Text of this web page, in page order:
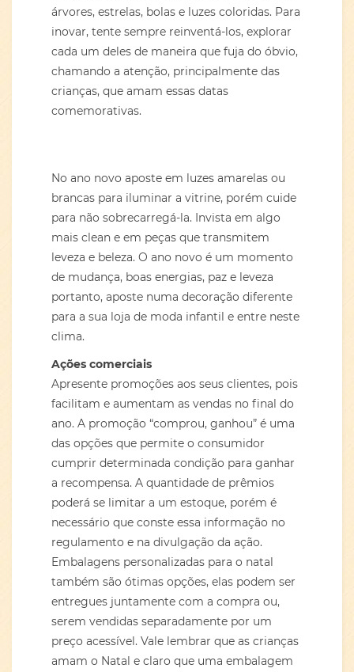
árvores, estrelas, bolas e luzes coloridas. Para
inovar, tente sempre reinventá-los, explorar
cada um deles de maneira que fuja do óbvio,
chamando a atenção, principalmente das
crianças, que amam essas datas
comemorativas.
No ano novo aposte em luzes amarelas ou
brancas para iluminar a vitrine, porém cuide
para não sobrecarregá-la. Invista em algo
mais clean e em peças que transmitem
leveza e beleza. O ano novo é um momento
de mudança, boas energias, paz e leveza
portanto, aposte numa decoração diferente
para a sua loja de moda infantil e entre neste
clima.
Ações comerciais
Apresente promoções aos seus clientes, pois
facilitam e aumentam as vendas no final do
ano. A promoção “comprou, ganhou” é uma
das opções que permite o consumidor
cumprir determinada condição para ganhar
a recompensa. A quantidade de prêmios
poderá se limitar a um estoque, porém é
necessário que conste essa informação no
regulamento e na divulgação da ação.
Embalagens personalizadas para o natal
também são ótimas opções, elas podem ser
entregues juntamente com a compra ou,
serem vendidas separadamente por um
preço acessível. Vale lembrar que as crianças
amam o Natal e claro que uma embalagem